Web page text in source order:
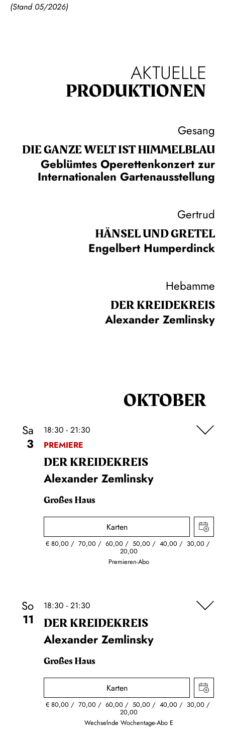
(Stand 05/2026)
AKTUELLE
PRODUKTIONEN
Gesang
DIE GANZE WELT IST HIMMEL­BLAU
Geblümtes Operettenkonzert zur
Internationalen Gartenausstellung
Gertrud
HÄNSEL UND GRETEL
Engelbert Humperdinck
Hebamme
DER KREIDE­KREIS
Alexander Zemlinsky
OKTOBER
Sa
3
18:30 - 21:30
PREMIERE
DER KREIDE­KREIS
Alexander Zemlinsky
Großes Haus
Karten
€80,00 70,00 60,00 50,00 40,00 30,00
20,00
Premieren-Abo
So
11
18:30 - 21:30
DER KREIDE­KREIS
Alexander Zemlinsky
Großes Haus
Karten
€80,00 70,00 60,00 50,00 40,00 30,00
20,00
Wechselnde Wochentage-Abo E